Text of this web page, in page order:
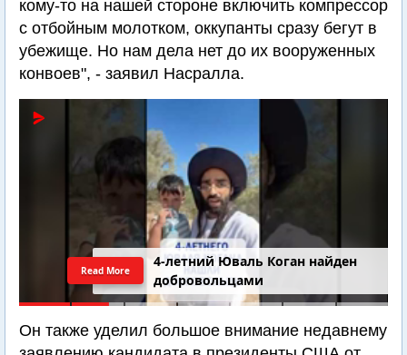
кому-то на нашей стороне включить компрессор
с отбойным молотком, оккупанты сразу бегут в
убежище. Но нам дела нет до их вооруженных
конвоев", - заявил Насралла.
4-летний Юваль Коган найден
добровольцами
Read More
Он также уделил большое внимание недавнему